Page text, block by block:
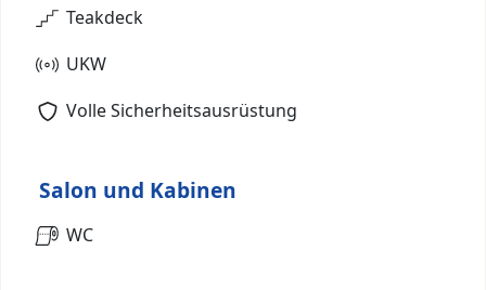
Teakdeck
UKW
Volle Sicherheitsausrüstung
Salon und Kabinen
WC